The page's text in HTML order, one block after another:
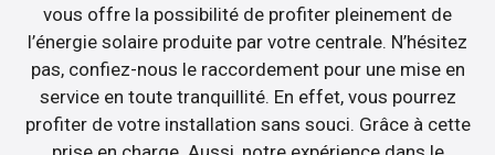
vous offre la possibilité de profiter pleinement de
l’énergie solaire produite par votre centrale. N’hésitez
pas, confiez-nous le raccordement pour une mise en
service en toute tranquillité. En effet, vous pourrez
profiter de votre installation sans souci. Grâce à cette